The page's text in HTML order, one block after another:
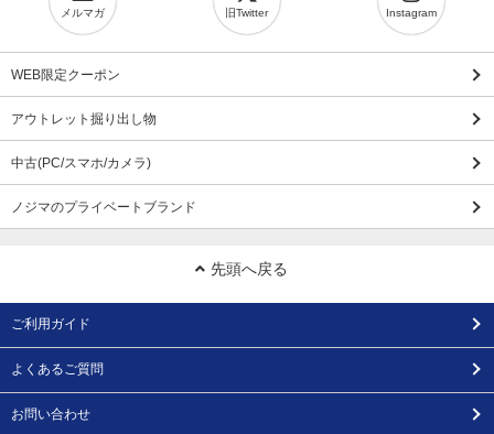
メルマガ 旧Twitter Instagram
WEB限定クーポン
アウトレット掘り出し物
中古(PC/スマホ/カメラ)
ノジマのプライベートブランド
先頭へ戻る
ご利用ガイド
よくあるご質問
お問い合わせ